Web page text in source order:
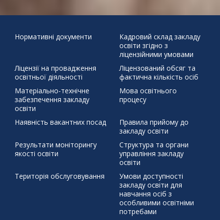
життя Святий Миколай ЦЕЙ ДЕНЬ В ІСТОРІЇ 30 березня 1392 р.
демонстраційний урок захист проєктів
писанка
профорієнтація тиждень права
Нормативні документи
Кадровий склад закладу
освіти згідно з
ліцензійними умовами
Ліцензії на провадження
освітньої діяльності
Ліцензований обсяг та
фактична кількість осіб
Матеріально-технічне
забезпечення закладу
освіти
Мова освітнього
процесу
Наявність вакантних посад
Правила прийому до
закладу освіти
Результати моніторингу
якості освіти
Структура та органи
управління закладу
освіти
Територія обслуговування
Умови доступності
закладу освіти для
навчання осіб з
особливими освітніми
потребами